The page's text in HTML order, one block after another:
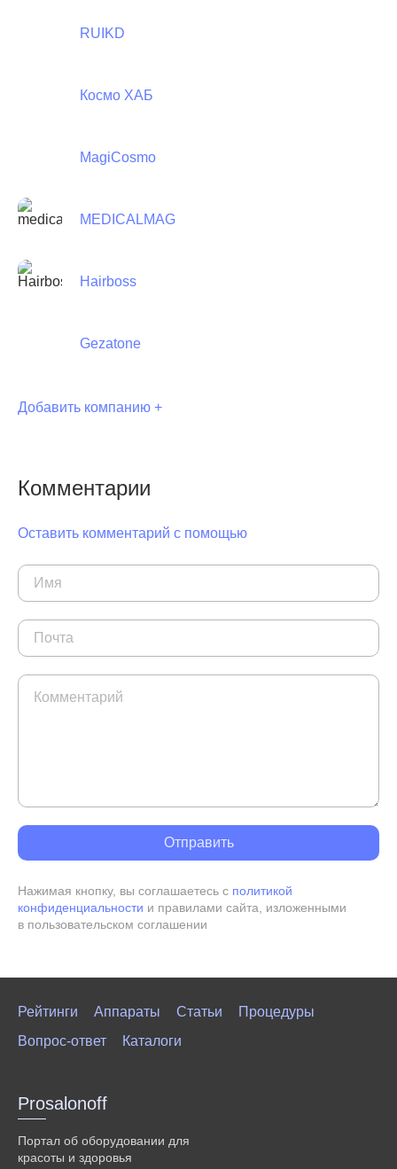
RUIKD
Космо ХАБ
MagiCosmo
MEDICALMAG
Hairboss
Gezatone
Добавить компанию +
Комментарии
Оставить комментарий с помощью
Нажимая кнопку, вы соглашаетесь с политикой
конфиденциальности и правилами сайта, изложенными
в пользовательском соглашении
Рейтинги Аппараты Статьи
Процедуры
Вопрос-ответ
Каталоги
Prosalonoff
Портал об оборудовании для
красоты и здоровья